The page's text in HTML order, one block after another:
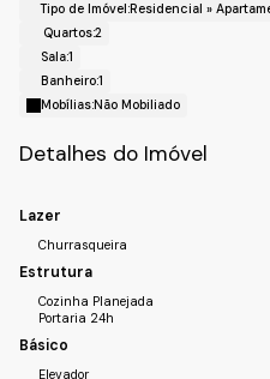
Tipo de Imóvel:Residencial »
Quartos:2
Sala:1
Banheiro:1
Mobílias:Não Mobiliado
Detalhes do Imóvel
Lazer
Churrasqueira
Estrutura
Cozinha Planejada
Portaria 24h
Básico
Elevador